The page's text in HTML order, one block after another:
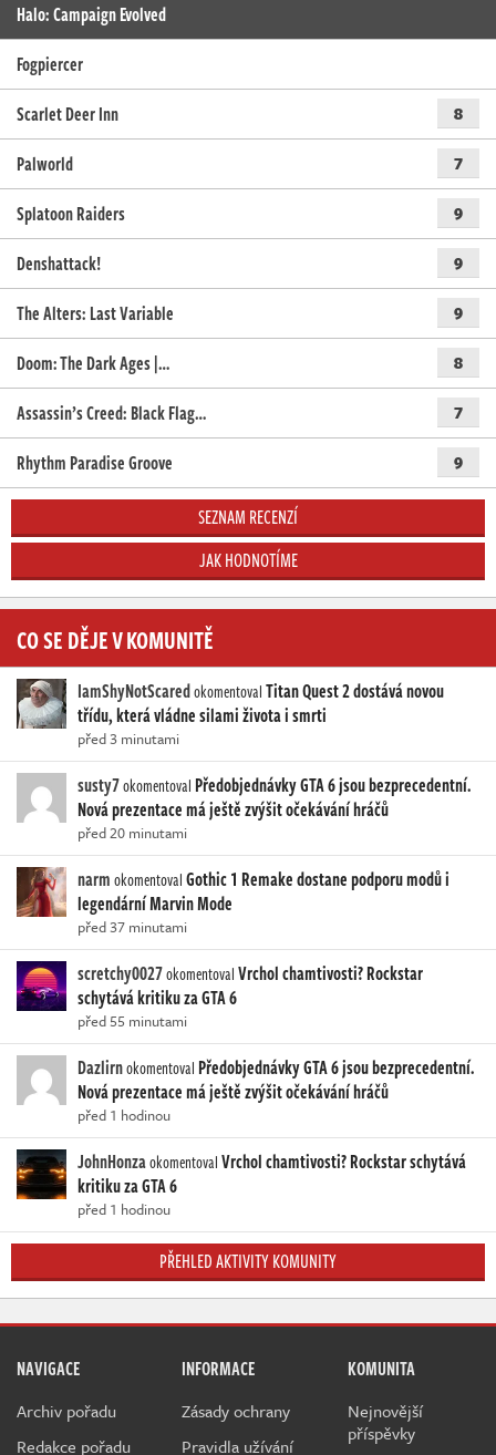
Halo: Campaign Evolved
Fogpiercer
Scarlet Deer Inn
8
Palworld 7
Splatoon Raiders 9
Denshattack! 9
The Alters: Last Variable 9
Doom: The Dark Ages |… 8
Assassin’s Creed: Black Flag… 7
Rhythm Paradise Groove 9
SEZNAM RECENZÍ
JAK HODNOTÍME
CO SE DĚJE V KOMUNITĚ
IamShyNotScaredokomentovalTitan Quest 2 dostává novou
třídu, která vládne silami života i smrti
před 3 minutami
susty7okomentoval Předobjednávky GTA 6 jsou bezprecedentní.
Nová prezentace má ještě zvýšit očekávání hráčů
před 20 minutami
narmokomentovalGothic 1 Remake dostane podporu modů i
legendární Marvin Mode
před 37 minutami
scretchy0027okomentovalVrchol chamtivosti? Rockstar
schytává kritiku za GTA 6
před 55 minutami
Dazlirnokomentoval Předobjednávky GTA 6 jsou bezprecedentní.
Nová prezentace má ještě zvýšit očekávání hráčů
před 1 hodinou
JohnHonzaokomentovalVrchol chamtivosti? Rockstar schytává
kritiku za GTA 6
před 1 hodinou
PŘEHLED AKTIVITY KOMUNITY
NAVIGACE
Archiv pořadu
Redakce pořadu
INFORMACE
Zásady ochrany
Pravidla užívání
KOMUNITA
Nejnovější
příspěvky